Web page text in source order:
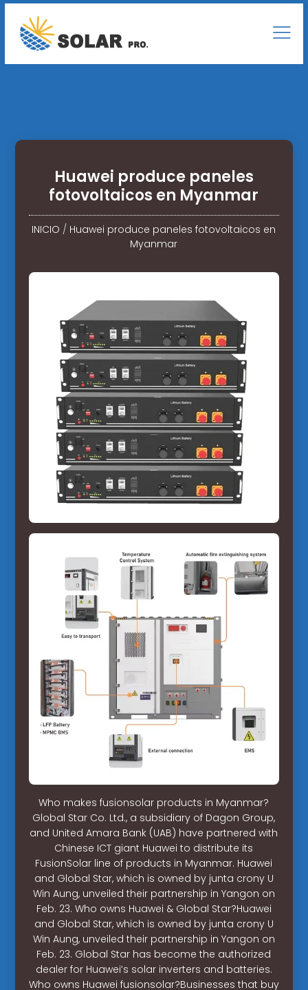
Huawei produce paneles
fotovoltaicos en Myanmar
INICIO / Huawei produce paneles fotovoltaicos en
Myanmar
Who makes fusionsolar products in Myanmar?
Global Star Co. Ltd., a subsidiary of Dagon Group,
and United Amara Bank (UAB) have partnered with
Chinese ICT giant Huawei to distribute its
FusionSolar line of products in Myanmar. Huawei
and Global Star, which is owned by junta crony U
Win Aung, unveiled their partnership in Yangon on
Feb. 23. Who owns Huawei & Global Star?Huawei
and Global Star, which is owned by junta crony U
Win Aung, unveiled their partnership in Yangon on
Feb. 23. Global Star has become the authorized
dealer for Huawei’s solar inverters and batteries.
Who owns Huawei fusionsolar?Businesses that buy